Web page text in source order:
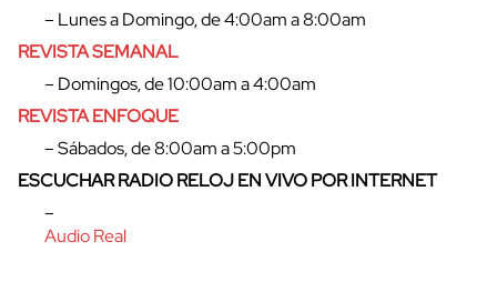
– Lunes a Domingo, de 4:00am a 8:00am
REVISTA SEMANAL
– Domingos, de 10:00am a 4:00am
REVISTA ENFOQUE
– Sábados, de 8:00am a 5:00pm
ESCUCHAR RADIO RELOJ EN VIVO POR INTERNET
–
Audio Real